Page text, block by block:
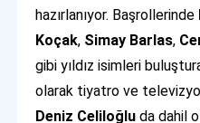
hazırlanıyor. Başrollerinde
Koçak, Simay Barlas,
gibi yıldız isimleri
olarak tiyatro ve
Deniz Celiloğlu da dahil